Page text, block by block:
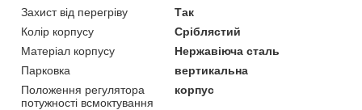
Захист від перегріву
Так
Колір корпусу
Сріблястий
Матеріал корпусу
Нержавіюча сталь
Парковка
вертикальна
Положення регулятора
потужності всмоктування
корпус